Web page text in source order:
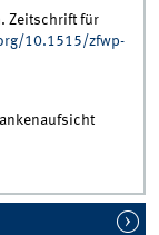
Zeitschrift für
10.1515/zfwp-